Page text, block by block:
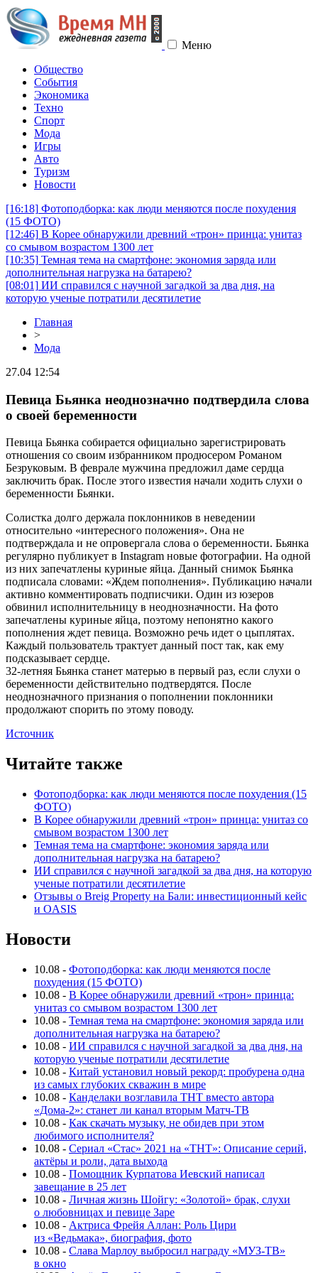
Меню
Общество
События
Экономика
Техно
Спорт
Мода
Игры
Авто
Туризм
Новости
[16:18] Фотоподборка: как люди меняются после похудения
(15 ФОТО)
[12:46] В Корее обнаружили древний «трон» принца: унитаз
со смывом возрастом 1300 лет
[10:35] Темная тема на смартфоне: экономия заряда или
дополнительная нагрузка на батарею?
[08:01] ИИ справился с научной загадкой за два дня, на
которую ученые потратили десятилетие
Главная
>
Мода
27.04 12:54
Певица Бьянка неоднозначно подтвердила слова
о своей беременности
Певица Бьянка собирается официально зарегистрировать
отношения со своим избранником продюсером Романом
Безруковым. В феврале мужчина предложил даме сердца
заключить брак. После этого известия начали ходить слухи о
беременности Бьянки.
Солистка долго держала поклонников в неведении
относительно «интересного положения». Она не
подтверждала и не опровергала слова о беременности. Бьянка
регулярно публикует в Instagram новые фотографии. На одной
из них запечатлены куриные яйца. Данный снимок Бьянка
подписала словами: «Ждем пополнения». Публикацию начали
активно комментировать подписчики. Один из юзеров
обвинил исполнительницу в неоднозначности. На фото
запечатлены куриные яйца, поэтому непонятно какого
пополнения ждет певица. Возможно речь идет о цыплятах.
Каждый пользователь трактует данный пост так, как ему
подсказывает сердце.
32-летняя Бьянка станет матерью в первый раз, если слухи о
беременности действительно подтвердятся. После
неоднозначного признания о пополнении поклонники
продолжают спорить по этому поводу.
Источник
Читайте также
Фотоподборка: как люди меняются после похудения (15
ФОТО)
В Корее обнаружили древний «трон» принца: унитаз со
смывом возрастом 1300 лет
Темная тема на смартфоне: экономия заряда или
дополнительная нагрузка на батарею?
ИИ справился с научной загадкой за два дня, на которую
ученые потратили десятилетие
Отзывы о Breig Property на Бали: инвестиционный кейс
и OASIS
Новости
10.08 - Фотоподборка: как люди меняются после
похудения (15 ФОТО)
10.08 - В Корее обнаружили древний «трон» принца:
унитаз со смывом возрастом 1300 лет
10.08 - Темная тема на смартфоне: экономия заряда или
дополнительная нагрузка на батарею?
10.08 - ИИ справился с научной загадкой за два дня, на
которую ученые потратили десятилетие
10.08 - Китай установил новый рекорд: пробурена одна
из самых глубоких скважин в мире
10.08 - Канделаки возглавила ТНТ вместо автора
«Дома-2»: станет ли канал вторым Матч-ТВ
10.08 - Как скачать музыку, не обидев при этом
любимого исполнителя?
10.08 - Сериал «Стас» 2021 на «ТНТ»: Описание серий,
актёры и роли, дата выхода
10.08 - Помощник Курпатова Иевский написал
завещание в 25 лет
10.08 - Личная жизнь Шойгу: «Золотой» брак, слухи
о любовницах и певице Заре
10.08 - Актриса Фрейя Аллан: Роль Цири
из «Ведьмака», биография, фото
10.08 - Слава Марлоу выбросил награду «МУЗ-ТВ»
в окно